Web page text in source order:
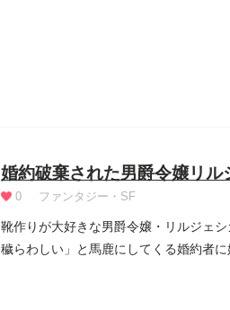
婚約破棄された男爵令嬢リル
0 ファンタジー・SF
靴作りが大好きな男爵令嬢・リルジェ
穢らわしい」と馬鹿にしてくる婚約者